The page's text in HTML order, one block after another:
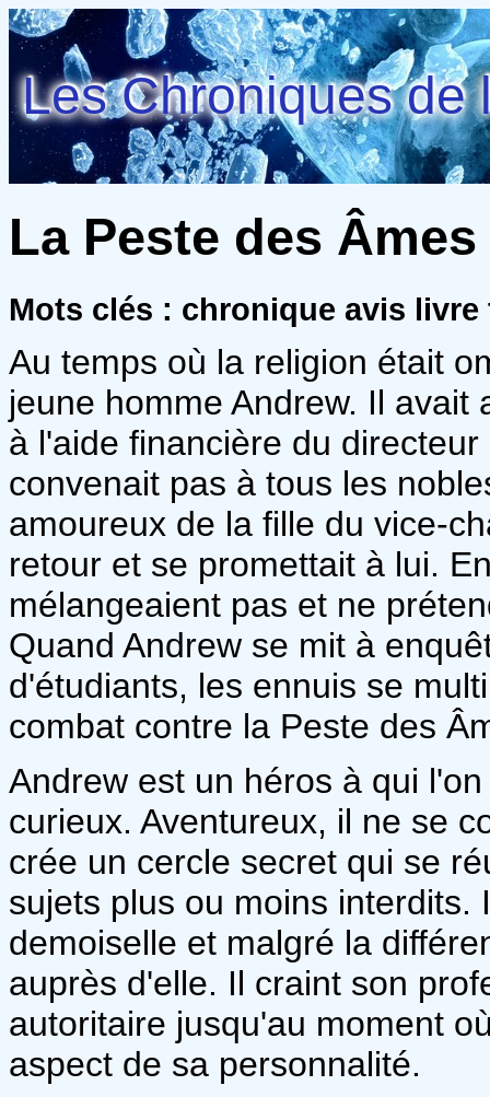
Les Chroniques de
La Peste des
Mots clés : chronique avis
Au temps où la religion était
jeune homme Andrew. Il
à l'aide financière du
convenait pas à tous les
amoureux de la fille du vice-
retour et se promettait à lui.
mélangeaient pas et ne
Quand Andrew se mit à
d'étudiants, les ennuis se
combat contre la Peste des
Andrew est un héros à qui
curieux. Aventureux, il ne se
crée un cercle secret qui se
sujets plus ou moins
demoiselle et malgré la
auprès d'elle. Il craint son
autoritaire jusqu'au moment
aspect de sa personnalité.